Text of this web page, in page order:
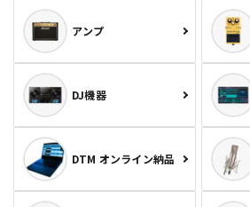
アンプ
DJ機器
DTM オンライン納品